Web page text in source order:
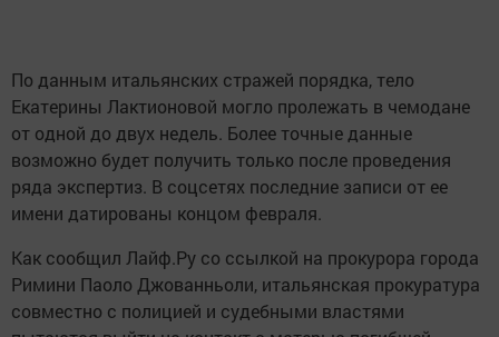
По данным итальянских стражей порядка, тело
Екатерины Лактионовой могло пролежать в чемодане
от одной до двух недель. Более точные данные
возможно будет получить только после проведения
ряда экспертиз. В соцсетях последние записи от ее
имени датированы концом февраля.
Как сообщил Лайф.Ру со ссылкой на прокурора города
Римини Паоло Джованньоли, итальянская прокуратура
совместно с полицией и судебными властями